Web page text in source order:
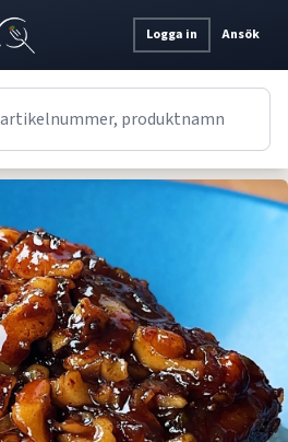
Logga in Ansök
Kyckling i stekpanna med valnötssås